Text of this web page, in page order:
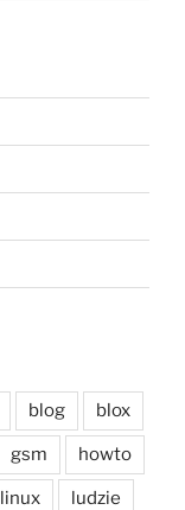
blog blox
gsm howto
linux ludzie